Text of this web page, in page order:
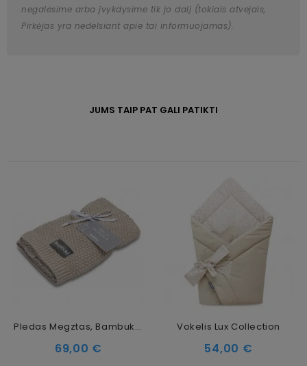
negalėsime arba įvykdysime tik jo dalį (tokiais atvejais,
Pirkėjas yra nedelsiant apie tai informuojamas).
JUMS TAIP PAT GALI PATIKTI
Pledas Megztas, Bambukinis Creamy Nut
Kaina
69,00 €
Vokelis Lux Collection
Kaina
54,00 €